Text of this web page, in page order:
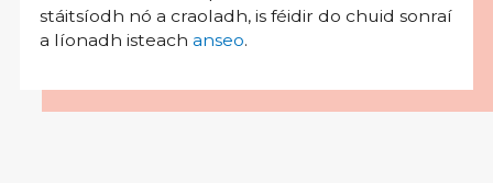
stáitsíodh nó a craoladh, is féidir do chuid sonraí
a líonadh isteach anseo.